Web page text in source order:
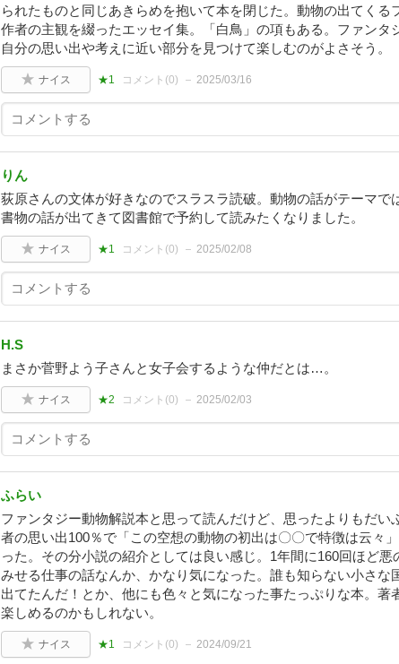
られたものと同じあきらめを抱いて本を閉じた。動物の出てくる
作者の主観を綴ったエッセイ集。「白鳥」の項もある。ファンタ
自分の思い出や考えに近い部分を見つけて楽しむのがよさそう。
ナイス ★1 コメント(0) 2025/03/16
りん
荻原さんの文体が好きなのでスラスラ読破。動物の話がテーマで
書物の話が出てきて図書館で予約して読みたくなりました。
ナイス ★1 コメント(0) 2025/02/08
H.S
まさか菅野よう子さんと女子会するような仲だとは…。
ナイス ★2 コメント(0) 2025/02/03
ふらい
ファンタジー動物解説本と思って読んだけど、思ったよりもだい
者の思い出100％で「この空想の動物の初出は〇〇で特徴は云々
った。その分小説の紹介としては良い感じ。1年間に160回ほど
みせる仕事の話なんか、かなり気になった。誰も知らない小さな
出てたんだ！とか、他にも色々と気になった事たっぷりな本。著
楽しめるのかもしれない。
ナイス ★1 コメント(0) 2024/09/21